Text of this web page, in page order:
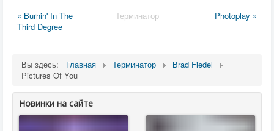
« Burnin' In The
Third Degree
Терминатор Photoplay »
Вы здесь: Главная Терминатор
Brad Fiedel
Pictures Of You
Новинки на сайте